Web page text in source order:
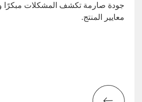
جودة صارمة تكشف المشكلات مبكرًا
معايير المنتج.